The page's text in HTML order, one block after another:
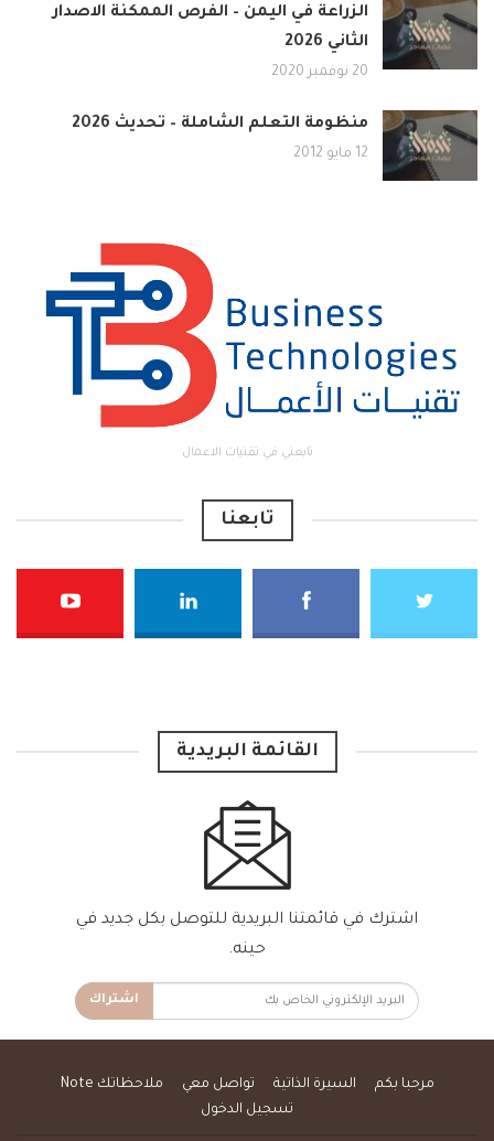
الزراعة في اليمن – الفرص الممكنة الاصدار
الثاني 2026
20 نوفمبر 2020
منظومة التعلم الشاملة – تحديث 2026
12 مايو 2012
تابعني في تقنيات الاعمال
تابعنا
القائمة البريدية
اشترك في قائمتنا البريدية للتوصل بكل جديد في
حينه.
اشتراك
مرحبا بكم السيرة الذاتية تواصل معي
ملاحظاتك Note
تسجيل الدخول